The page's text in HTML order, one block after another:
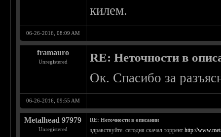
килем.
06-26-2016, 08:09 AM
framauro
Unregistered RE: Неточности в
Ок. Спасибо за
06-26-2016, 09:55 AM
Metalhead 97979
Unregistered
RE: Неточности в описании
здравствуйте. сегодня скачал торрентhttp://